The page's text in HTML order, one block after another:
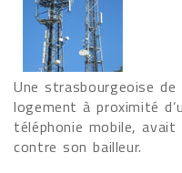
Une strasbourgeoise
logement à proximité
téléphonie mobile,
contre son bailleur.